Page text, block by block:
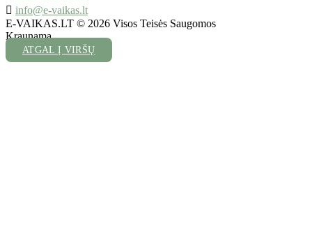
 info@e-vaikas.lt
E-VAIKAS.LT © 2026 Visos Teisės Saugomos
Kraunama...
ATGAL Į VIRŠŲ